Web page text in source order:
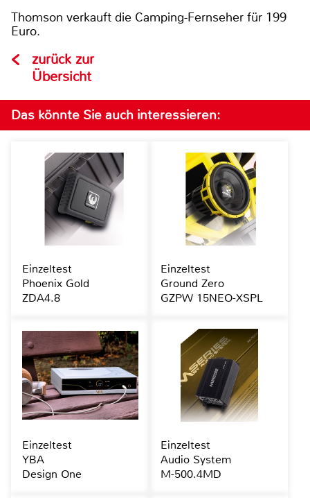
Thomson verkauft die Camping-Fernseher für 199
Euro.
zurück zur
Übersicht
Das könnte Sie auch interessieren:
Einzeltest
Phoenix Gold
ZDA4.8
Einzeltest
Ground Zero
GZPW 15NEO-XSPL
Einzeltest
YBA
Design One
Einzeltest
Audio System
M-500.4MD